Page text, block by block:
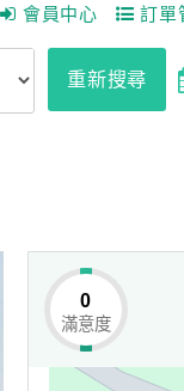
會員中心 訂單
重新搜尋
0
滿意度